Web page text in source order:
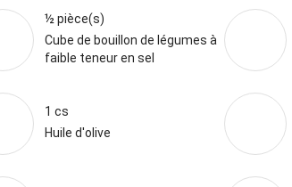
½ pièce(s)
Cube de bouillon de légumes à
faible teneur en sel
1 cs
Huile d'olive